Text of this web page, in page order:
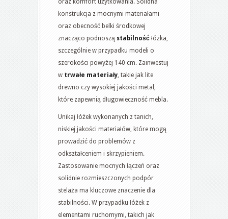
oraz komfort użytkowania. Solidna
konstrukcja z mocnymi materiałami
oraz obecność belki środkowej
znacząco podnoszą stabilność łóżka,
szczególnie w przypadku modeli o
szerokości powyżej 140 cm. Zainwestuj
w trwałe materiały, takie jak lite
drewno czy wysokiej jakości metal,
które zapewnią długowieczność mebla.
Unikaj łóżek wykonanych z tanich,
niskiej jakości materiałów, które mogą
prowadzić do problemów z
odkształceniem i skrzypieniem.
Zastosowanie mocnych łączeń oraz
solidnie rozmieszczonych podpór
stelaża ma kluczowe znaczenie dla
stabilności. W przypadku łóżek z
elementami ruchomymi, takich jak